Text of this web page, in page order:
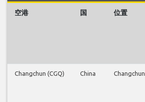
空港 国 位置
Changchun (CGQ) China Changchun